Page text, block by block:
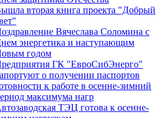
вторая книга проекта "Добрый
Вячеслава Соломина с
энергетика и наступающим
годом
ГК "ЕвроСибЭнерго"
о получении паспортов
к работе в осенне-зимний
максимума нагр
ТЭЦ готова к осенне-